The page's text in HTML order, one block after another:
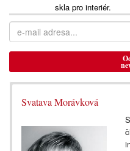
skla pro interiér.
Svatava Morávková